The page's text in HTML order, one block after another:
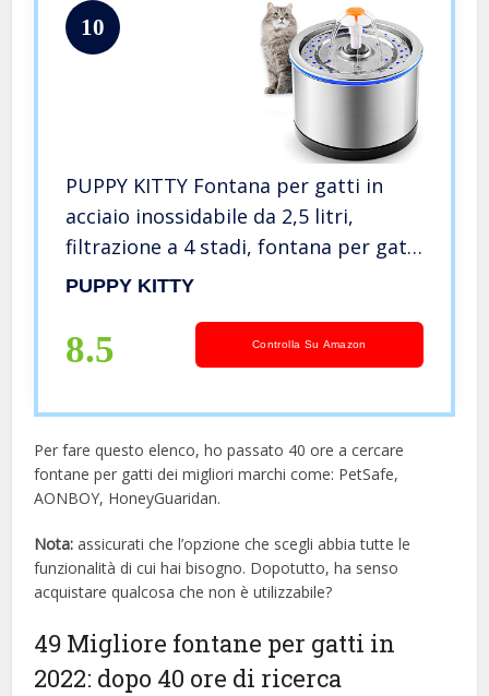
10
PUPPY KITTY Fontana per gatti in
acciaio inossidabile da 2,5 litri,
filtrazione a 4 stadi, fontana per gatti
in metallo ultra silenziosa con luce a
gatti e cani
PUPPY KITTY
8.5 Controlla Su Amazon
Per fare questo elenco, ho passato 40 ore a cercare
fontane per gatti dei migliori marchi come: PetSafe,
AONBOY, HoneyGuaridan.
Nota: assicurati che l’opzione che scegli abbia tutte le
funzionalità di cui hai bisogno. Dopotutto, ha senso
acquistare qualcosa che non è utilizzabile?
49 Migliore fontane per gatti in
2022: dopo 40 ore di ricerca